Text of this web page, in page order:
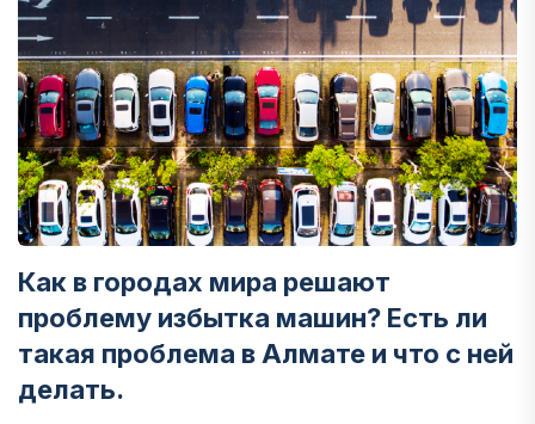
Как в городах мира решают
проблему избытка машин? Есть ли
такая проблема в Алмате и что с ней
делать.